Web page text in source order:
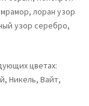
лоран узор
узор серебро,
цветах:
Никель, Вайт,